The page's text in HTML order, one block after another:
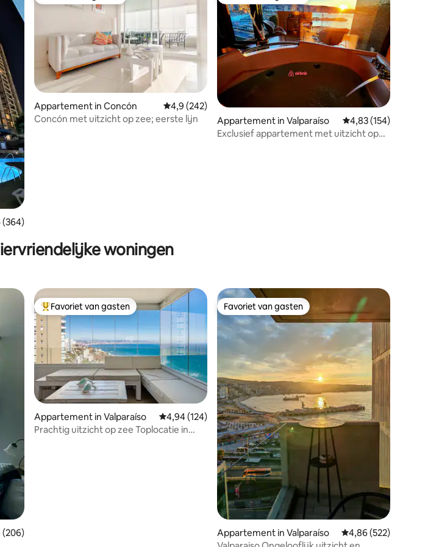
beoordeling van 4,96 uit 5, 364 recensies
(364)
Appartement in Concón Gemiddelde beoordeling van 4,9 uit 5, 242 recensies
4,9 (242)
Concón met uitzicht op zee; eerste lijn
Appartement in Valparaíso Gemiddelde
4,83 (154)
Exclusief appartement met uitzicht op
woningen
beoordeling van 4,91 uit 5, 206 recensies
(206)
Topfavoriet van gasten
Favoriet van gasten
Appartement in Valparaíso Gemiddelde beoordeling van 4,94 uit 5, 124 recensies
4,94 (124)
Prachtig uitzicht op zee Toplocatie in
Favoriet van gasten
Favoriet van gasten
Appartement in Valparaíso Gemiddelde
4,86 (522)